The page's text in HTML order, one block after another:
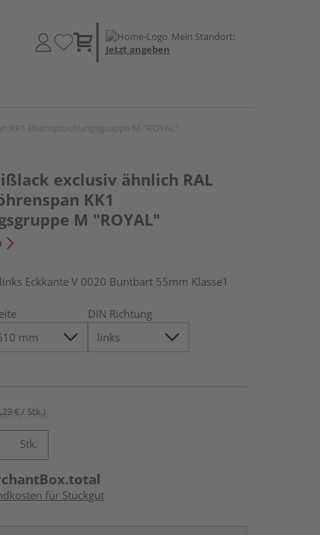
Mein Standort:
Jetzt angeben
exclusiv ähnlich RAL
KK1
M "ROYAL"
Eckkante V 0020 Buntbart 55mm Klasse1
DIN Richtung
€ / Stk.)
Stk.
für Stückgut